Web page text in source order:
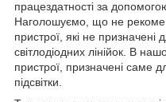
працездатності за
Наголошуємо, що не
пристрої, які не призначені
світлодіодних лінійок. В
пристрої, призначені саме
підсвітки.